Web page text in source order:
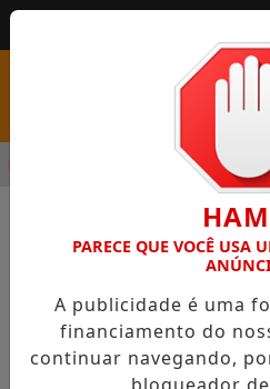
ABRE PSS COM VAGAS EM
PARECE QUE VOCÊ USA
A publicidade é uma
financiamento do
continuar navegando,